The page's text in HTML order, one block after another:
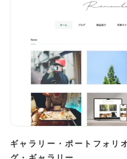
ギャラリー・ポートフォリ